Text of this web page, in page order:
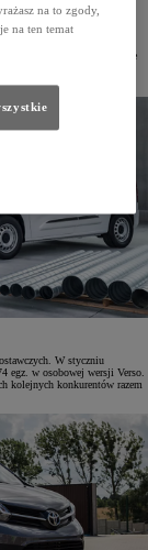
2024 roku
4% lepszy wynik niż
aż dwa auta Toyoty. Szóste
pozycji sklasyfikowano
W styczniu
egz. w osobowej wersji Verso.
kolejnych konkurentów razem
na to zgody,
na ten temat